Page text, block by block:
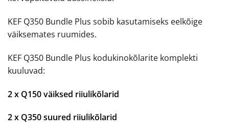
KEF Q350 Bundle Plus sobib kasutamiseks eelkõige
väiksemates ruumides.
KEF Q350 Bundle Plus kodukinokõlarite komplekti
kuuluvad:
2 x Q150 väiksed riiulikõlarid
2 x Q350 suured riiulikõlarid